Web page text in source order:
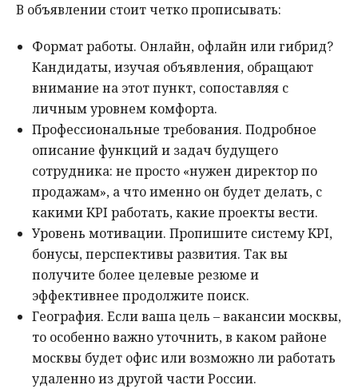
В объявлении стоит четко прописывать:
Формат работы. Онлайн, офлайн или гибрид?
Кандидаты, изучая объявления, обращают
внимание на этот пункт, сопоставляя с
личным уровнем комфорта.
Профессиональные требования. Подробное
описание функций и задач будущего
сотрудника: не просто «нужен директор по
продажам», а что именно он будет делать, с
какими KPI работать, какие проекты вести.
Уровень мотивации. Пропишите систему KPI,
бонусы, перспективы развития. Так вы
получите более целевые резюме и
эффективнее продолжите поиск.
География. Если ваша цель – вакансии москвы,
то особенно важно уточнить, в каком районе
москвы будет офис или возможно ли работать
удаленно из другой части России.